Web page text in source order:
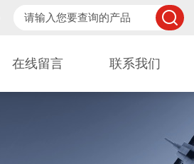
在线留言 联系我们